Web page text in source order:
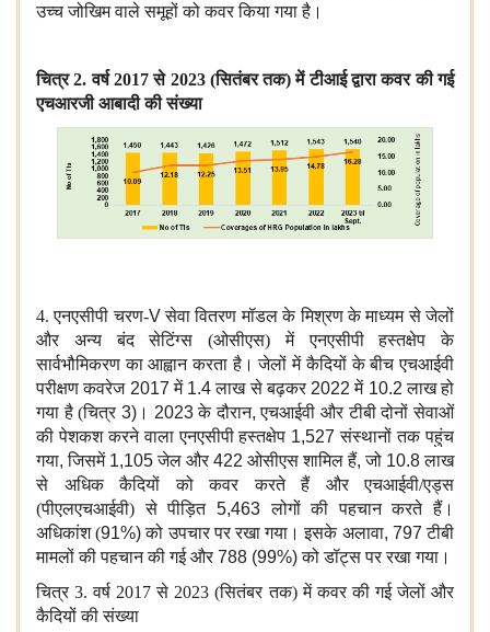
उच्च जोखिम वाले समूहों को कवर किया गया है।
चित्र 2. वर्ष 2017 से 2023 (सितंबर तक) में टीआई द्वारा कवर की गई
एचआरजी आबादी की संख्या
4. एनएसीपी चरण-Vसेवा वितरण मॉडल के मिश्रण के माध्यम से जेलों
और अन्य बंद सेटिंग्स (ओसीएस) में एनएसीपी हस्तक्षेप के
सार्वभौमिकरण का आह्वान करता है। जेलों में कैदियों के बीच एचआईवी
परीक्षण कवरेज 2017में 1.4लाख से बढ़कर 2022में 10.2लाख हो
गया है (चित्र 3)। 2023के दौरान,एचआईवी और टीबी दोनों सेवाओं
की पेशकश करने वाला एनएसीपी हस्तक्षेप 1,527संस्थानों तक पहुंच
गया,जिसमें 1,105जेल और 422 ओसीएस शामिल हैं,जो 10.8लाख
से अधिक कैदियों को कवर करते हैं और एचआईवी/एड्स
(पीएलएचआईवी) से पीड़ित 5,463लोगों की पहचान करते हैं।
अधिकांश (91%)को उपचार पर रखा गया। इसके अलावा, 797टीबी
मामलों की पहचान की गई और 788 (99%)को डॉट्स पर रखा गया।
चित्र 3. वर्ष 2017 से 2023 (सितंबर तक) में कवर की गई जेलों और
कैदियों की संख्या